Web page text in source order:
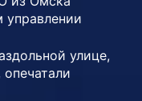
улице,